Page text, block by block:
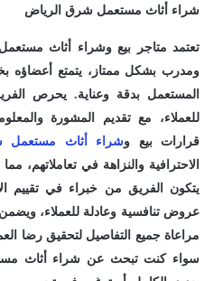
شراء أثاث مستعمل شرق الرياض
تعتمد متاجر بيع وشراء أثاث
ومدرب بشكل ممتاز، يتمتع أعضاؤه
المستعمل بدقة وعناية. يحرص
للعملاء، مع تقديم المشورة
قرارات بيع وشراء أثاث مستعمل
الاحترافية والنزاهة في تعاملاتهم،
يتكون الفريق من خبراء في تقييم
عروض تنافسية وعادلة للعملاء،
مراعاة جميع التفاصيل لتحقيق رضا
سواء كنت تبحث عن شراء أثاث